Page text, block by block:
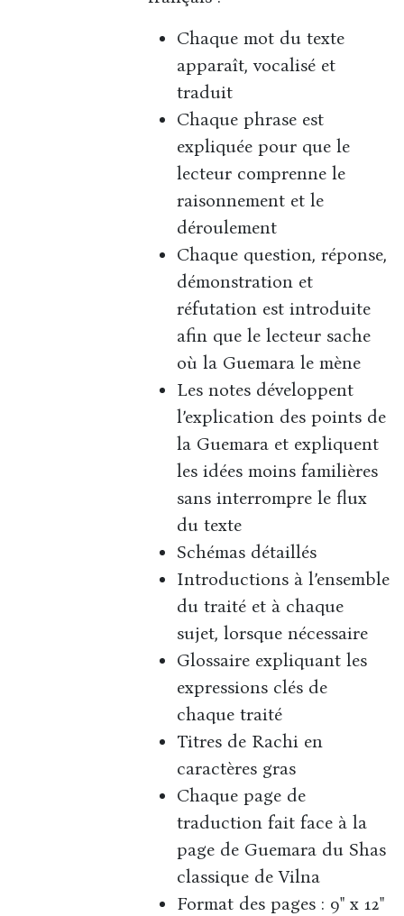
Chaque mot du texte
apparaît, vocalisé et
traduit
Chaque phrase est
expliquée pour que le
lecteur comprenne le
raisonnement et le
déroulement
Chaque question, réponse,
démonstration et
réfutation est introduite
afin que le lecteur sache
où la Guemara le mène
Les notes développent
l’explication des points de
la Guemara et expliquent
les idées moins familières
sans interrompre le flux
du texte
Schémas détaillés
Introductions à l’ensemble
du traité et à chaque
sujet, lorsque nécessaire
Glossaire expliquant les
expressions clés de
chaque traité
Titres de Rachi en
caractères gras
Chaque page de
traduction fait face à la
page de Guemara du Shas
classique de Vilna
Format des pages : 9" x 12"